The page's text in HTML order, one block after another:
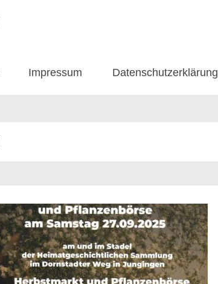
Impressum Datenschutzerklärung